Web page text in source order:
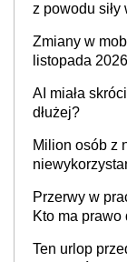
z powodu
Zmiany w
listopada
AI miała
dłużej?
Milion osób z
refundacji,
świadomości
Przerwy w
Kto ma
Ten urlop